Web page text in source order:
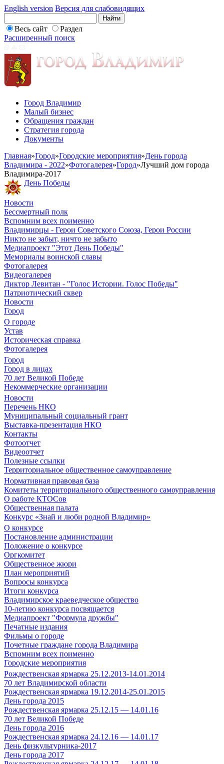
English version Версия для слабовидящих
Весь сайт
Раздел
Расширенный поиск
Город Владимир
Малый бизнес
Обращения граждан
Стратегия города
Документы
Главная»Город»Городские мероприятия»День города
Владимира - 2022»Фотогалерея»Город»Лучший дом города
Владимира-2017
День Победы
Новости
Бессмертный полк
Вспомним всех поименно
Владимирцы - Герои Советского Союза, Герои России
Никто не забыт, ничто не забыто
Медиапроект "Этот День Победы"
Мемориалы воинской славы
Фотогалерея
Видеогалерея
Диктор Левитан - "Голос Истории. Голос Победы"
Патриотический сквер
Новости
Город
О городе
Устав
Историческая справка
Фотогалерея
Город
Город в лицах
70 лет Великой Победе
Некоммерческие организации
Новости
Перечень НКО
Муниципальный социальный грант
Выставка-презентация НКО
Контакты
Фотоотчет
Видеоотчет
Полезные ссылки
Территориальное общественное самоуправление
Нормативная правовая база
Комитеты территориального общественного самоуправления
О работе КТОСов
Общественная палата
Конкурс «Знай и люби родной Владимир»
О конкурсе
Постановление администрации
Положение о конкурсе
Оргкомитет
Общественное жюри
План мероприятий
Вопросы конкурса
Итоги конкурса
Владимирское краеведческое общество
10-летию конкурса посвящается
Медиапроект "Формула дружбы"
Печатные издания
Фильмы о городе
Почетные граждане города Владимира
Вспомним всех поименно
Городские мероприятия
Рождественская ярмарка 25.12.2013-14.01.2014
70 лет Владимирской области
Рождественская ярмарка 19.12.2014-25.01.2015
День города 2015
Рождественская ярмарка 25.12.15 — 14.01.16
70 лет Великой Победе
День города 2016
Рождественская ярмарка 24.12.16 — 14.01.17
День физкультурника-2017
День города 2017